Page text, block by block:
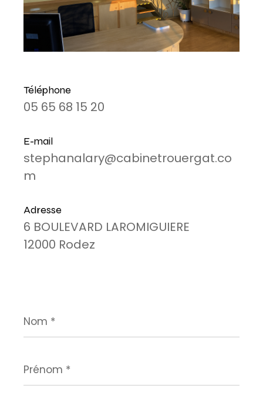
Téléphone
05 65 68 15 20
E-mail
stephanalary@cabinetrouergat.co
m
Adresse
6 BOULEVARD LAROMIGUIERE
12000 Rodez
*
*